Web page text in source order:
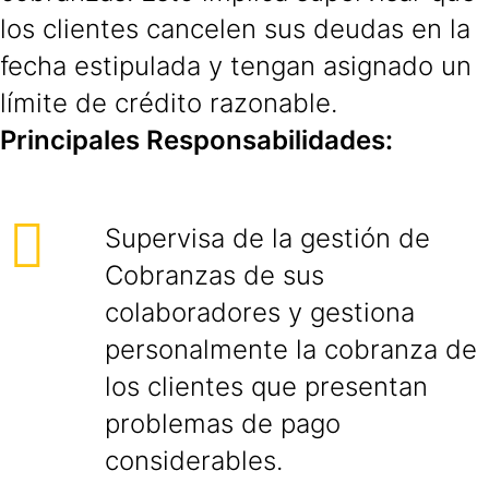
los clientes cancelen sus deudas en la
fecha estipulada y tengan asignado un
límite de crédito razonable.
Principales Responsabilidades:
Supervisa de la gestión de
Cobranzas de sus
colaboradores y gestiona
personalmente la cobranza de
los clientes que presentan
problemas de pago
considerables.